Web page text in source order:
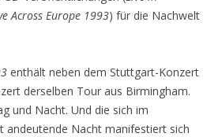
Across Europe 1993) für die Nachwelt
enthält neben dem Stuttgart-Konzert
derselben Tour aus Birmingham.
und Nacht. Und die sich im
andeutende Nacht manifestiert sich